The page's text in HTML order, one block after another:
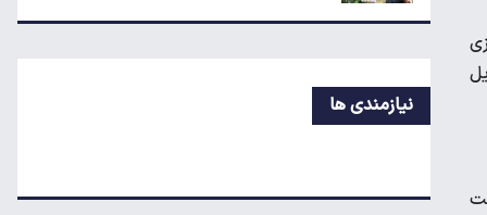
معاملات شش رمزارز متوقف شد
نیازمندی ها